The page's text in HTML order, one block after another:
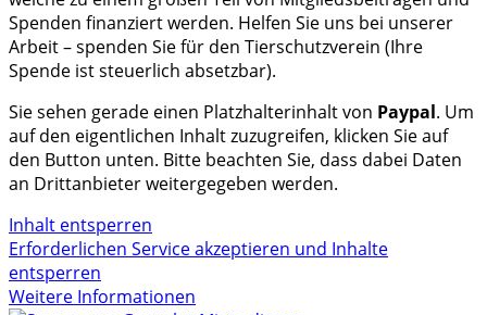
Spenden finanziert werden. Helfen Sie uns bei unserer
Arbeit – spenden Sie für den Tierschutzverein (Ihre
Spende ist steuerlich absetzbar).
Sie sehen gerade einen Platzhalterinhalt von Paypal. Um
auf den eigentlichen Inhalt zuzugreifen, klicken Sie auf
den Button unten. Bitte beachten Sie, dass dabei Daten
an Drittanbieter weitergegeben werden.
Inhalt entsperren
Erforderlichen Service akzeptieren und Inhalte
entsperren
Weitere Informationen